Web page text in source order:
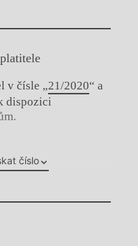
v čísle „21/2020“ a
dispozici
číslo